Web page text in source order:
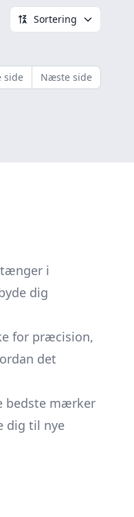
Sortering
side Næste side
i
dig
for præcision,
det
bedste mærker
dig til nye